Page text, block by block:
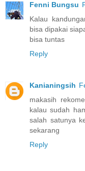
Fenni Bungsu
Kalau
bisa dipakai
bisa tuntas
Reply
Kanianingsih
makasih
kalau sudah
salah satunya
sekarang
Reply